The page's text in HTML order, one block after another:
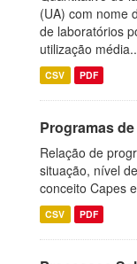
(UA) com nome
de laboratórios
utilização
CSV PDF
Programas
Relação de
situação, nível
conceito Capes
CSV PDF